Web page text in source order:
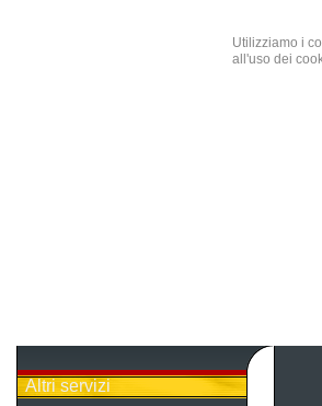
Utilizziamo i
all'uso dei
Altri servizi